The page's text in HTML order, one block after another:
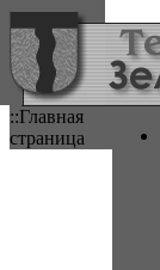
::Главная
страница